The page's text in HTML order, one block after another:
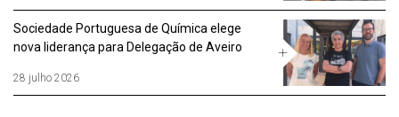
Sociedade Portuguesa de Química elege
nova liderança para Delegação de Aveiro
28 julho 2026